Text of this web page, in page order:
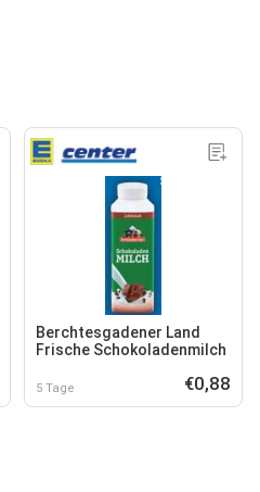
Berchtesgadener Land
Frische Schokoladenmilch
5 Tage €0,88